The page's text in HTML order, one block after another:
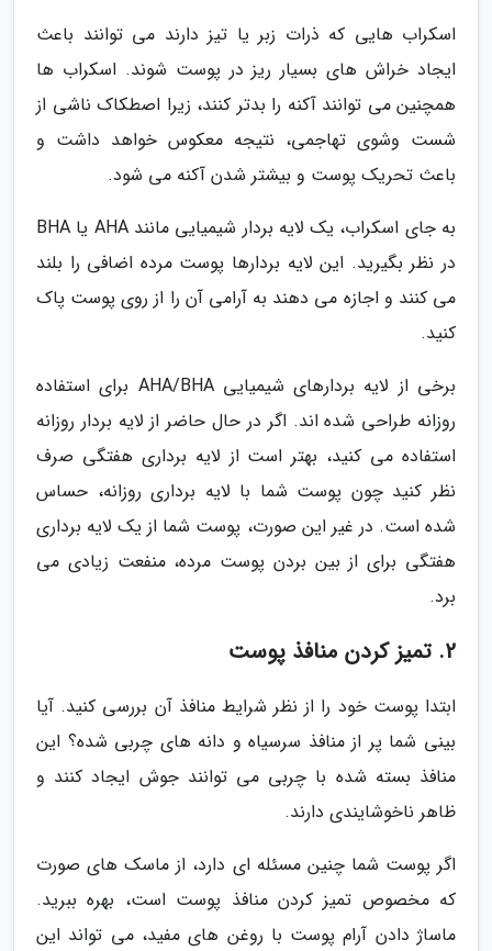
اسکراب هایی که ذرات زبر یا تیز دارند می توانند باعث
ایجاد خراش های بسیار ریز در پوست شوند. اسکراب ها
همچنین می توانند آکنه را بدتر کنند، زیرا اصطکاک ناشی از
شست وشوی تهاجمی، نتیجه معکوس خواهد داشت و
باعث تحریک پوست و بیشتر شدن آکنه می شود.
به جای اسکراب، یک لایه بردار شیمیایی مانند AHA یا BHA
در نظر بگیرید. این لایه بردارها پوست مرده اضافی را بلند
می کنند و اجازه می دهند به آرامی آن را از روی پوست پاک
کنید.
برخی از لایه بردارهای شیمیایی AHA/BHA برای استفاده
روزانه طراحی شده اند. اگر در حال حاضر از لایه بردار روزانه
استفاده می کنید، بهتر است از لایه برداری هفتگی صرف
نظر کنید چون پوست شما با لایه برداری روزانه، حساس
شده است. در غیر این صورت، پوست شما از یک لایه برداری
هفتگی برای از بین بردن پوست مرده، منفعت زیادی می
برد.
2. تمیز کردن منافذ پوست
ابتدا پوست خود را از نظر شرایط منافذ آن بررسی کنید. آیا
بینی شما پر از منافذ سرسیاه و دانه های چربی شده؟ این
منافذ بسته شده با چربی می توانند جوش ایجاد کنند و
ظاهر ناخوشایندی دارند.
اگر پوست شما چنین مسئله ای دارد، از ماسک های صورت
که مخصوص تمیز کردن منافذ پوست است، بهره ببرید.
ماساژ دادن آرام پوست با روغن های مفید، می تواند این